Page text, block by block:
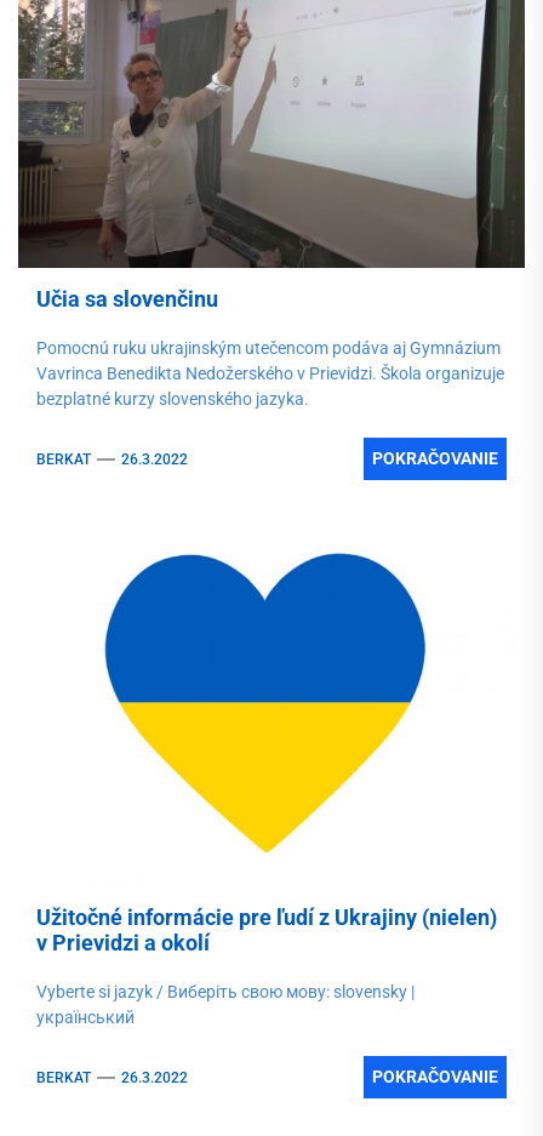
Učia sa slovenčinu
Pomocnú ruku ukrajinským utečencom podáva aj Gymnázium
Vavrinca Benedikta Nedožerského v Prievidzi. Škola organizuje
bezplatné kurzy slovenského jazyka.
BERKAT 26.3.2022 POKRAČOVANIE
Užitočné informácie pre ľudí z Ukrajiny (nielen)
v Prievidzi a okolí
Vyberte si jazyk / Виберіть свою мову: slovensky |
український
BERKAT 26.3.2022 POKRAČOVANIE